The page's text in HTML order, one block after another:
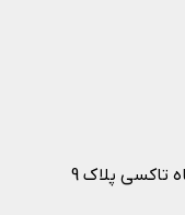
تاکسی پلاک 9